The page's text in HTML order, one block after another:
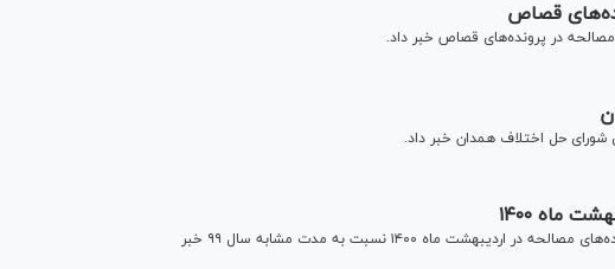
قصاص
در پرونده‌های قصاص خبر داد.
سرپرست شورا‌های حل اختلاف فارس از افزایش ۵۰ درصدی رشد پرونده‌های مصالحه در اردیبهشت ماه ۱۴۰۰ نسبت به مدت مشابه سال ۹۹ خبر